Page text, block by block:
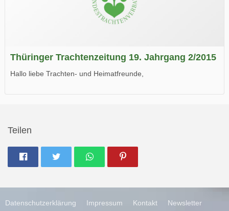
Thüringer Trachtenzeitung 19. Jahrgang 2/2015
Hallo liebe Trachten- und Heimatfreunde,
Teilen
Datenschutzerklärung Impressum Kontakt Newsletter